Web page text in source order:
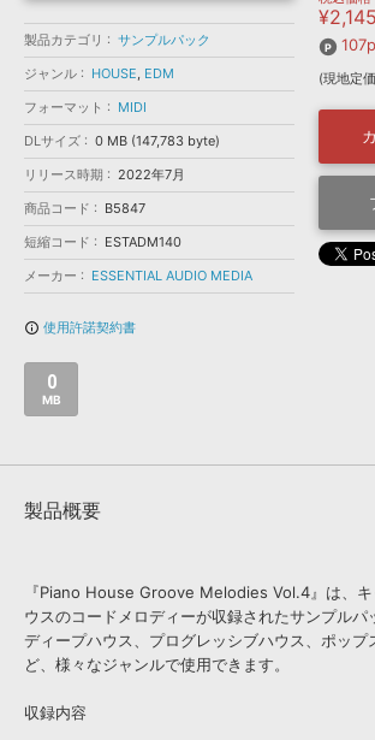
ソフトウェア／ツール »
DAW »
効果音 »
BGM »
ニュースレター »
SONICWIREブログ »
DTMガイド »
FAQ »
お問い合わせ » 無
SLS
ソフトウェア／ツール 効果
フォーマット
ランキング
製品カテゴリ
サンプルパック
ジャンル
HOUSE, EDM
フォーマット
MIDI
DLサイズ
0 MB (147,783 byte)
リリース時期
2022年7月
商品コード
B5847
短縮コード
ESTADM140
メーカー
ESSENTIAL AUDIO MEDIA
info_outline 使用許諾契約書
0
MB
¥2,145
(現地定
製品概要
『Piano House Groove Melodies Vol.4』は、
ウスのコードメロディーが収録されたサンプルパ
ディープハウス、プログレッシブハウス、ポップ
ど、様々なジャンルで使用できます。
収録内容